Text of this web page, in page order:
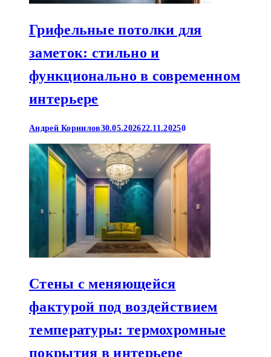
Грифельные потолки для
заметок: стильно и
функционально в современном
интерьере
Андрей Корнилов30.05.202622.11.20250
Стены с меняющейся
фактурой под воздействием
температуры: термохромные
покрытия в интерьере